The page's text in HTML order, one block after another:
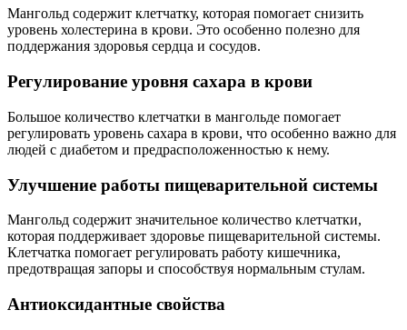
Мангольд содержит клетчатку, которая помогает снизить
уровень холестерина в крови. Это особенно полезно для
поддержания здоровья сердца и сосудов.
Регулирование уровня сахара в крови
Большое количество клетчатки в мангольде помогает
регулировать уровень сахара в крови, что особенно важно для
людей с диабетом и предрасположенностью к нему.
Улучшение работы пищеварительной системы
Мангольд содержит значительное количество клетчатки,
которая поддерживает здоровье пищеварительной системы.
Клетчатка помогает регулировать работу кишечника,
предотвращая запоры и способствуя нормальным стулам.
Антиоксидантные свойства